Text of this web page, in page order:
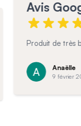
Avis
Garde corps
C
7 février